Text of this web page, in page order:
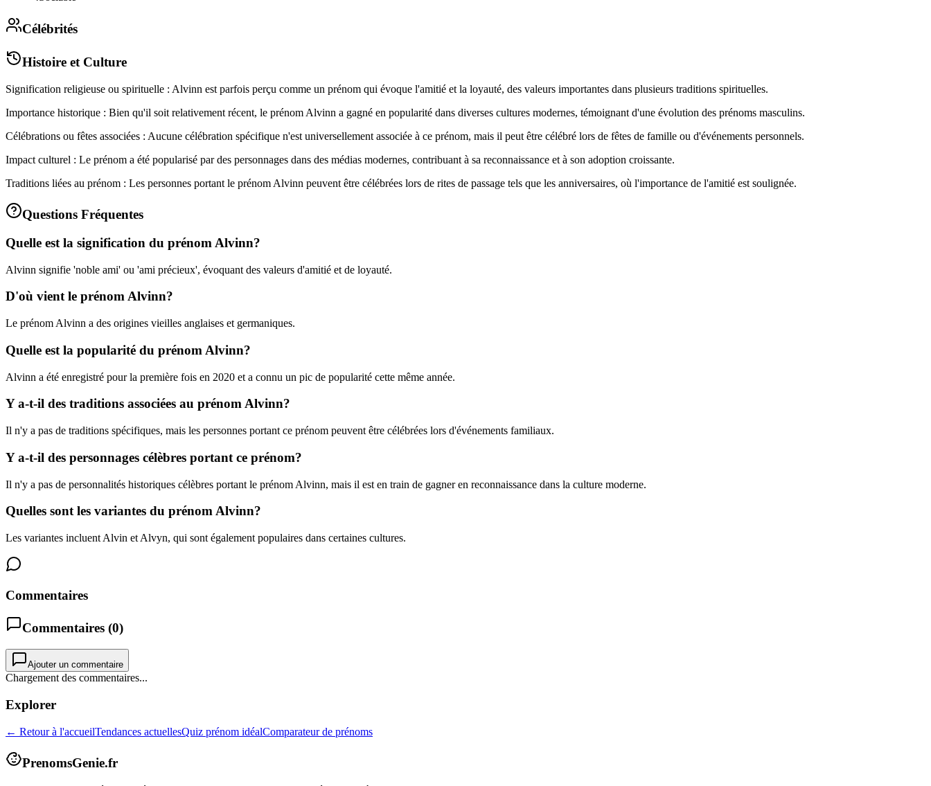
Célébrités
Histoire et Culture
Signification religieuse ou spirituelle : Alvinn est parfois perçu comme un prénom qui évoque l'amitié et la loyauté, des valeurs importantes dans plusieurs traditions spirituelles.
Importance historique : Bien qu'il soit relativement récent, le prénom Alvinn a gagné en popularité dans diverses cultures modernes, témoignant d'une évolution des prénoms masculins.
Célébrations ou fêtes associées : Aucune célébration spécifique n'est universellement associée à ce prénom, mais il peut être célébré lors de fêtes de famille ou d'événements personnels.
Impact culturel : Le prénom a été popularisé par des personnages dans des médias modernes, contribuant à sa reconnaissance et à son adoption croissante.
Traditions liées au prénom : Les personnes portant le prénom Alvinn peuvent être célébrées lors de rites de passage tels que les anniversaires, où l'importance de l'amitié est soulignée.
Questions Fréquentes
Quelle est la signification du prénom Alvinn?
Alvinn signifie 'noble ami' ou 'ami précieux', évoquant des valeurs d'amitié et de loyauté.
D'où vient le prénom Alvinn?
Le prénom Alvinn a des origines vieilles anglaises et germaniques.
Quelle est la popularité du prénom Alvinn?
Alvinn a été enregistré pour la première fois en 2020 et a connu un pic de popularité cette même année.
Y a-t-il des traditions associées au prénom Alvinn?
Il n'y a pas de traditions spécifiques, mais les personnes portant ce prénom peuvent être célébrées lors d'événements familiaux.
Y a-t-il des personnages célèbres portant ce prénom?
Il n'y a pas de personnalités historiques célèbres portant le prénom Alvinn, mais il est en train de gagner en reconnaissance dans la culture moderne.
Quelles sont les variantes du prénom Alvinn?
Les variantes incluent Alvin et Alvyn, qui sont également populaires dans certaines cultures.
Commentaires
Commentaires (0)
Ajouter un commentaire
Chargement des commentaires...
Explorer
← Retour à l'accueilTendances actuellesQuiz prénom idéalComparateur de prénoms
PrenomsGenie.fr